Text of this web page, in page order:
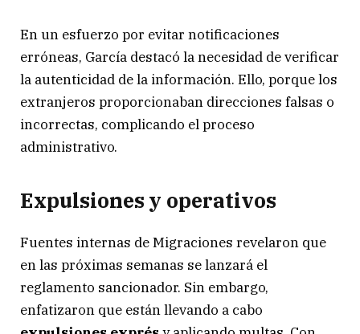
En un esfuerzo por evitar notificaciones
erróneas, García destacó la necesidad de verificar
la autenticidad de la información. Ello, porque los
extranjeros proporcionaban direcciones falsas o
incorrectas, complicando el proceso
administrativo.
Expulsiones y operativos
Fuentes internas de Migraciones revelaron que
en las próximas semanas se lanzará el
reglamento sancionador. Sin embargo,
enfatizaron que están llevando a cabo